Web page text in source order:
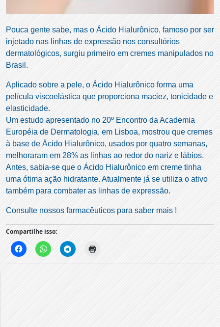
Pouca gente sabe, mas o Ácido Hialurônico, famoso por ser
injetado nas linhas de expressão nos consultórios
dermatológicos, surgiu primeiro em cremes manipulados no
Brasil.
Aplicado sobre a pele, o Ácido Hialurônico forma uma
película viscoelástica que proporciona maciez, tonicidade e
elasticidade.
Um estudo apresentado no 20º Encontro da Academia
Européia de Dermatologia, em Lisboa, mostrou que cremes
à base de Ácido Hialurônico, usados por quatro semanas,
melhoraram em 28% as linhas ao redor do nariz e lábios.
Antes, sabia-se que o Ácido Hialurônico em creme tinha
uma ótima ação hidratante. Atualmente já se utiliza o ativo
também para combater as linhas de expressão.
Consulte nossos farmacêuticos para saber mais !
Compartilhe isso: